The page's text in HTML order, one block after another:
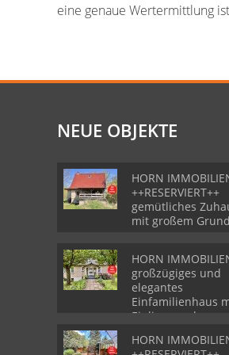
eine genaue Wertermittlung
NEUE OBJEKTE
HORN
++RESERVIERT++
gemütliches
mit großem
HORN
großzügiges und
elegantes
Einfamilienhaus
HORN